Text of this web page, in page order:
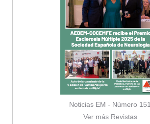
Noticias EM - Número 151
Ver más Revistas